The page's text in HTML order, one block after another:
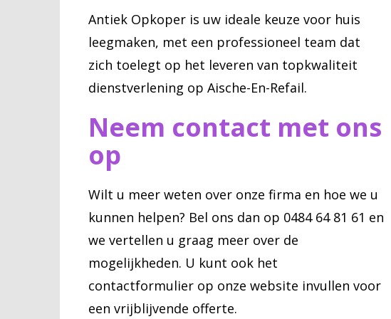
Antiek Opkoper is uw ideale keuze voor huis
leegmaken, met een professioneel team dat
zich toelegt op het leveren van topkwaliteit
dienstverlening op Aische-En-Refail.
Neem contact met ons
op
Wilt u meer weten over onze firma en hoe we u
kunnen helpen? Bel ons dan op 0484 64 81 61 en
we vertellen u graag meer over de
mogelijkheden. U kunt ook het
contactformulier op onze website invullen voor
een vrijblijvende offerte.